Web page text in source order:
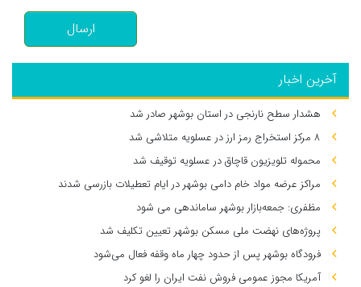
ارسال
آخرین اخبار
هشدار سطح نارنجی در استان بوشهر صادر شد
۸ مرکز استخراج رمز ارز در عسلویه متلاشی شد
محموله تلویزیون قاچاق در عسلویه توقیف شد
مراکز عرضه مواد خام دامی بوشهر در ایام تعطیلات بازرسی شدند
مظفری: جمعه‌بازار بوشهر ساماندهی می‌ شود
پروژه‌های نهضت ملی مسکن بوشهر تعیین تکلیف شد
فرودگاه بوشهر پس از حدود چهار ماه وقفه فعال می‌شود
آمریکا مجوز عمومی فروش نفت ایران را لغو کرد